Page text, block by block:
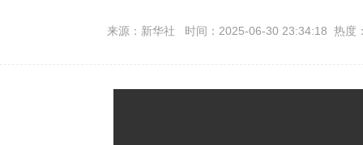
来源：新华社 时间：2025-06-30 23:34:18 热度